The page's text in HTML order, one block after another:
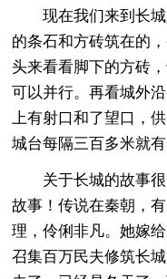
现在我们来到长城
的条石和方砖筑在的
头来看看脚下的方砖
可以并行。再看城外
上有射口和了望口，
城台每隔三百多米就
关于长城的故事很
故事！传说在秦朝，
理，伶俐非凡。她嫁
召集百万民夫修筑长